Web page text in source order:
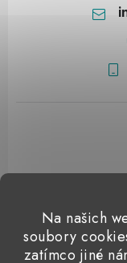
Na našich
soubory
zatímco jiné
Přijímáme online